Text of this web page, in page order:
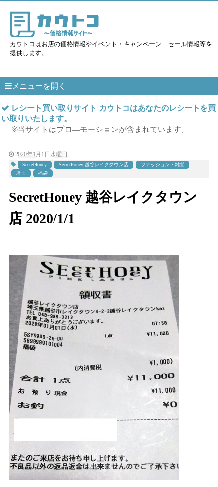
カウトコはお店の価格情報やイベント・キャンペーン、セール情報等を
提供します。
メニューを開く
レシート買い取りサイト カウトコはあなたのレシートを買
い取りいたします。
※当サイトはプロ―モーションが含まれています。
2020年1月1日水曜日
SecretHoney SecretHoney 越谷レイクタウン店
ファッション・雑貨
埼玉
福袋
SecretHoney 越谷レイクタウン
店 2020/1/1